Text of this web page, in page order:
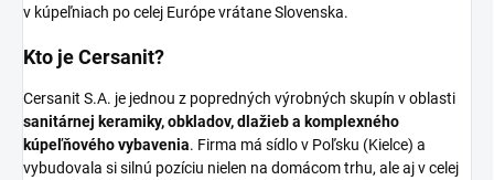
v kúpeľniach po celej Európe vrátane Slovenska.
Kto je Cersanit?
Cersanit S.A. je jednou z popredných výrobných skupín v oblasti
sanitárnej keramiky, obkladov, dlažieb a komplexného
kúpeľňového vybavenia. Firma má sídlo v Poľsku (Kielce) a
vybudovala si silnú pozíciu nielen na domácom trhu, ale aj v celej